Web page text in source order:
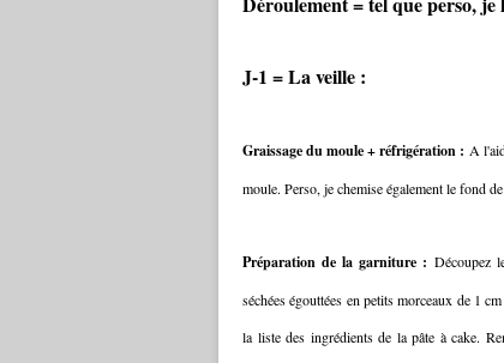
J-1 = La veille :
Graissage du moule + réfrigération :A
moule. Perso, je chemise également le fond
Préparation de la garniture :Découpez
séchées égouttées en petits morceaux de 1
la liste des ingrédients de la pâte à cake.